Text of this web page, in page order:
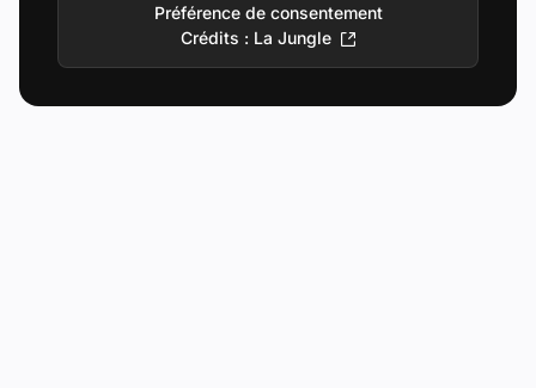
Préférence de consentement
Crédits : La Jungle